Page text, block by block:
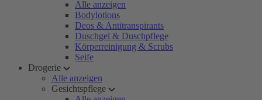
Alle anzeigen
Bodylotions
Deos & Antitranspirants
Duschgel & Duschpflege
Körperreinigung & Scrubs
Seife
Drogerie
Alle anzeigen
Gesichtspflege